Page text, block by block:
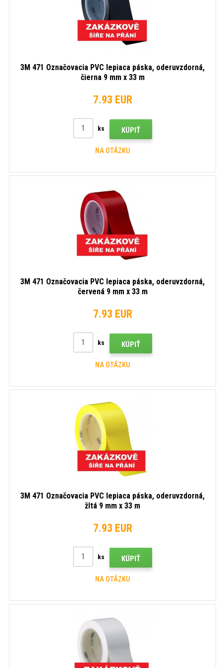
3M 471 Označovacia PVC lepiaca páska, oderuvzdorná,
čierna 9 mm x 33 m
7.93 EUR
ks KÚPIŤ
NA OTÁZKU
3M 471 Označovacia PVC lepiaca páska, oderuvzdorná,
červená 9 mm x 33 m
7.93 EUR
ks KÚPIŤ
NA OTÁZKU
3M 471 Označovacia PVC lepiaca páska, oderuvzdorná,
žltá 9 mm x 33 m
7.93 EUR
ks KÚPIŤ
NA OTÁZKU